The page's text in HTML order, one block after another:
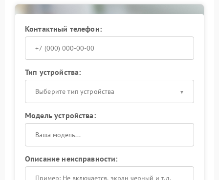
Контактный телефон:
Тип устройства:
Выберите тип устройства
Модель устройства:
Описание неисправности: